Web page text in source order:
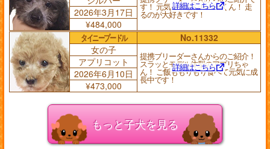
す！ 元気っ子なシルバーくん！ 走
るのが大好きです！
詳細はこちら
2026年3月17日
¥484,000
タイニープードル
No.11332
女の子
提携ブリーダーさんからのご紹介！
スラッとモデル体型のアプリちゃ
ん！ ご飯ももりもり食べて元気に成
長中です！
詳細はこちら
アプリコット
2026年6月10日
¥473,000
もっと子犬を見る